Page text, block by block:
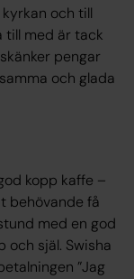
och till
till med är tack
pengar
och glada
kopp kaffe –
behövande få
med en god
och själ. Swisha
”Jag